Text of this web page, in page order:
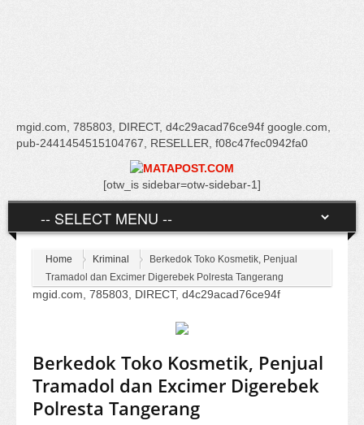
mgid.com, 785803, DIRECT, d4c29acad76ce94f google.com,
pub-2441454515104767, RESELLER, f08c47fec0942fa0
[otw_is sidebar=otw-sidebar-1]
Home Kriminal
Berkedok Toko Kosmetik, Penjual
Tramadol dan Excimer Digerebek Polresta Tangerang
mgid.com, 785803, DIRECT, d4c29acad76ce94f
Berkedok Toko Kosmetik, Penjual
Tramadol dan Excimer Digerebek
Polresta Tangerang